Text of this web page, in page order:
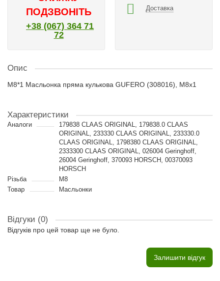
ПОДЗВОНІТЬ
+38 (067) 364 71
72
Доставка
Опис
M8*1 Масльонка пряма кулькова GUFERO (308016), M8x1
Характеристики
Аналоги
179838 CLAAS ORIGINAL, 179838.0 CLAAS
ORIGINAL, 233330 CLAAS ORIGINAL, 233330.0
CLAAS ORIGINAL, 1798380 CLAAS ORIGINAL,
2333300 CLAAS ORIGINAL, 026004 Geringhoff,
26004 Geringhoff, 370093 HORSCH, 00370093
HORSCH
Різьба
M8
Товар
Масльонки
Відгуки (0)
Відгуків про цей товар ще не було.
Залишити відгук